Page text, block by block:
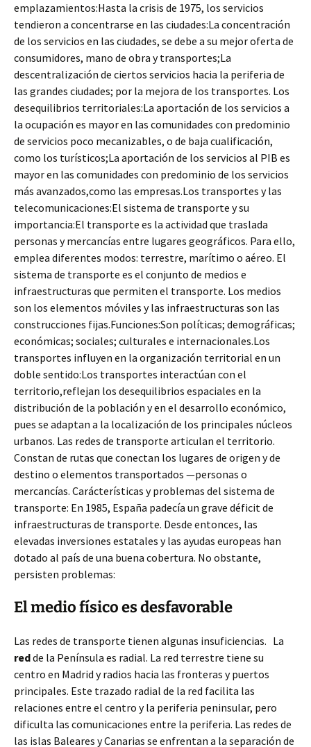
emplazamientos:Hasta la crisis de 1975, los servicios
tendieron a concentrarse en las ciudades:La concentración
de los servicios en las ciudades, se debe a su mejor oferta de
consumidores, mano de obra y transportes;La
descentralización de ciertos servicios hacia la periferia de
las grandes ciudades; por la mejora de los transportes. Los
desequilibrios territoriales:La aportación de los servicios a
la ocupación es mayor en las comunidades con predominio
de servicios poco mecanizables, o de baja cualificación,
como los turísticos;La aportación de los servicios al PIB es
mayor en las comunidades con predominio de los servicios
más avanzados,como las empresas.Los transportes y las
telecomunicaciones:El sistema de transporte y su
importancia:El transporte es la actividad que traslada
personas y mercancías entre lugares geográficos. Para ello,
emplea diferentes modos: terrestre, marítimo o aéreo. El
sistema de transporte es el conjunto de medios e
infraestructuras que permiten el transporte. Los medios
son los elementos móviles y las infraestructuras son las
construcciones fijas.Funciones:Son políticas; demográficas;
económicas; sociales; culturales e internacionales.Los
transportes influyen en la organización territorial en un
doble sentido:Los transportes interactúan con el
territorio,reflejan los desequilibrios espaciales en la
distribución de la población y en el desarrollo económico,
pues se adaptan a la localización de los principales núcleos
urbanos. Las redes de transporte articulan el territorio.
Constan de rutas que conectan los lugares de origen y de
destino o elementos transportados —personas o
mercancías. Carácterísticas y problemas del sistema de
transporte: En 1985, España padecía un grave déficit de
infraestructuras de transporte. Desde entonces, las
elevadas inversiones estatales y las ayudas europeas han
dotado al país de una buena cobertura. No obstante,
persisten problemas:
El medio físico es desfavorable
Las redes de transporte tienen algunas insuficiencias. La
redde la Península es radial. La red terrestre tiene su
centro en Madrid y radios hacia las fronteras y puertos
principales. Este trazado radial de la red facilita las
relaciones entre el centro y la periferia peninsular, pero
dificulta las comunicaciones entre la periferia. Las redes de
las islas Baleares y Canarias se enfrentan a la separación de